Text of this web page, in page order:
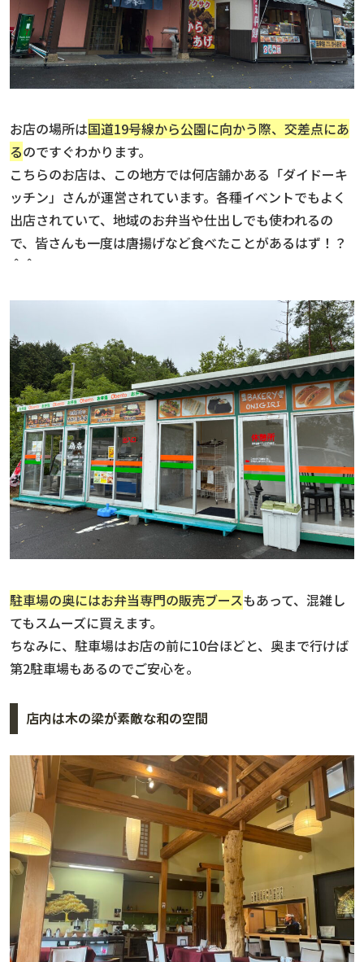
お店の場所は国道19号線から公園に向かう際、交差点にあ
るのですぐわかります。
こちらのお店は、この地方では何店舗かある「ダイドーキ
ッチン」さんが運営されています。各種イベントでもよく
出店されていて、地域のお弁当や仕出しでも使われるの
で、皆さんも一度は唐揚げなど食べたことがあるはず！？
＾＾
駐車場の奥にはお弁当専門の販売ブースもあって、混雑し
てもスムーズに買えます。
ちなみに、駐車場はお店の前に10台ほどと、奥まで行けば
第2駐車場もあるのでご安心を。
店内は木の梁が素敵な和の空間